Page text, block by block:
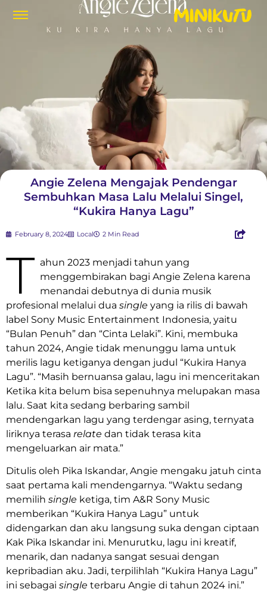
Angie Zelena Mengajak Pendengar
Sembuhkan Masa Lalu Melalui Singel,
“Kukira Hanya Lagu”
February 8, 2024 Local 2 Min Read
T ahun 2023 menjadi tahun yang
menggembirakan bagi Angie Zelena karena
menandai debutnya di dunia musik
profesional melalui dua single yang ia rilis di bawah
label Sony Music Entertainment Indonesia, yaitu
“Bulan Penuh” dan “Cinta Lelaki”. Kini, membuka
tahun 2024, Angie tidak menunggu lama untuk
merilis lagu ketiganya dengan judul “Kukira Hanya
Lagu”. “Masih bernuansa galau, lagu ini menceritakan
Ketika kita belum bisa sepenuhnya melupakan masa
lalu. Saat kita sedang berbaring sambil
mendengarkan lagu yang terdengar asing, ternyata
liriknya terasa relate dan tidak terasa kita
mengeluarkan air mata.”
Ditulis oleh Pika Iskandar, Angie mengaku jatuh cinta
saat pertama kali mendengarnya. “Waktu sedang
memilih single ketiga, tim A&R Sony Music
memberikan “Kukira Hanya Lagu” untuk
didengarkan dan aku langsung suka dengan ciptaan
Kak Pika Iskandar ini. Menurutku, lagu ini kreatif,
menarik, dan nadanya sangat sesuai dengan
kepribadian aku. Jadi, terpilihlah “Kukira Hanya Lagu”
ini sebagai single terbaru Angie di tahun 2024 ini.”